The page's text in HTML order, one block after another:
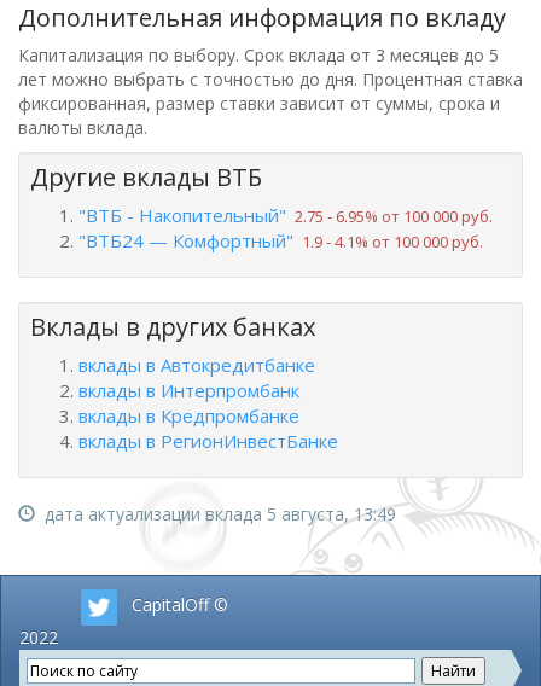
Дополнительная информация по вкладу
Капитализация по выбору. Срок вклада от 3 месяцев до 5
лет можно выбрать с точностью до дня. Процентная ставка
фиксированная, размер ставки зависит от суммы, срока и
валюты вклада.
Другие вклады ВТБ
"ВТБ - Накопительный" 2.75 ‑ 6.95% от 100 000 руб.
"ВТБ24 — Комфортный" 1.9 ‑ 4.1% от 100 000 руб.
Вклады в других банках
вклады в Автокредитбанке
вклады в Интерпромбанк
вклады в Кредпромбанке
вклады в РегионИнвестБанке
дата актуализации вклада 5 августа, 13:49
CapitalOff ©
2022